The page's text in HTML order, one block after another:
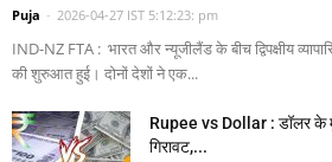
Puja - 2026-04-27 IST 5:12:23: pm
IND-NZ FTA : भारत और न्यूजीलैंड के बीच द्विपक्षीय
की शुरुआत हुई। दोनों देशों ने एक...
Rupee vs Dollar : डॉलर के
गिरावट,...